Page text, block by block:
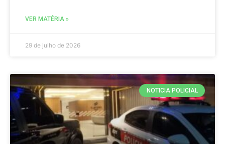
VER MATÉRIA »
29 de julho de 2026
NOTICIA POLICIAL